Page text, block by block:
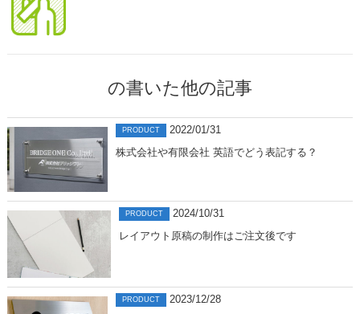
の書いた他の記事
PRODUCT
2022/01/31
株式会社や有限会社 英語でどう表記する？
PRODUCT
2024/10/31
レイアウト原稿の制作はご注文後です
PRODUCT
2023/12/28